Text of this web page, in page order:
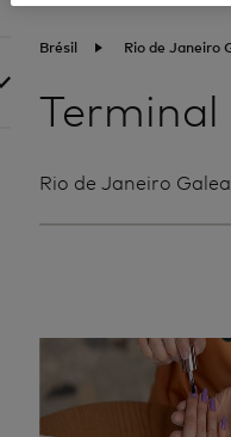
Brésil Rio de Janeiro
Rio de Janeiro